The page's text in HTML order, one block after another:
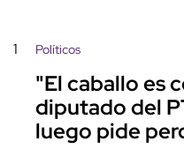
1 Políticos
"El caballo es
diputado del
luego pide